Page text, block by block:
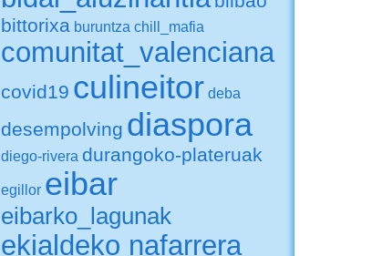
bittorixa buruntza chill_mafia
comunitat_valenciana
covid19 culineitor deba
desempolving diaspora
diego-rivera durangoko-plateruak
egillor eibar
eibarko_lagunak
ekialdeko nafarrera